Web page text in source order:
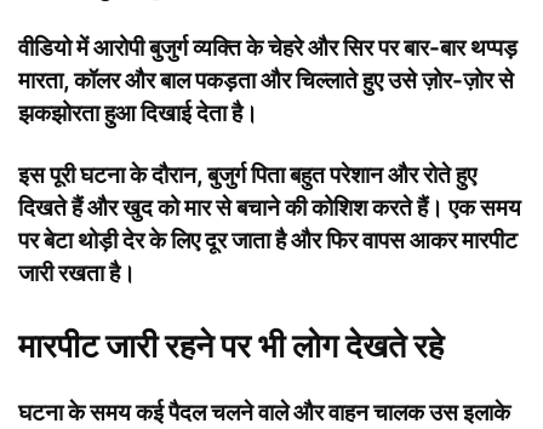
वीडियो में आरोपी बुजुर्ग व्यक्ति के चेहरे और सिर पर बार-बार थप्पड़
मारता, कॉलर और बाल पकड़ता और चिल्लाते हुए उसे ज़ोर-ज़ोर से
झकझोरता हुआ दिखाई देता है।
इस पूरी घटना के दौरान, बुजुर्ग पिता बहुत परेशान और रोते हुए
दिखते हैं और खुद को मार से बचाने की कोशिश करते हैं। एक समय
पर बेटा थोड़ी देर के लिए दूर जाता है और फिर वापस आकर मारपीट
जारी रखता है।
मारपीट जारी रहने पर भी लोग देखते रहे
घटना के समय कई पैदल चलने वाले और वाहन चालक उस इलाके